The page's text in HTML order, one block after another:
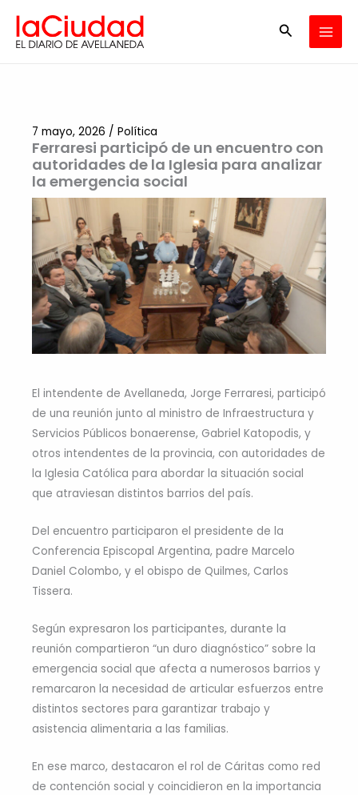
contenido
Buscar
Ferraresi participó de un encuentro con
autoridades de la Iglesia para analizar
la emergencia social
7 mayo, 2026 / Política
El intendente de Avellaneda, Jorge Ferraresi, participó
de una reunión junto al ministro de Infraestructura y
Servicios Públicos bonaerense, Gabriel Katopodis, y
otros intendentes de la provincia, con autoridades de
la Iglesia Católica para abordar la situación social
que atraviesan distintos barrios del país.
Del encuentro participaron el presidente de la
Conferencia Episcopal Argentina, padre Marcelo
Daniel Colombo, y el obispo de Quilmes, Carlos
Tissera.
Según expresaron los participantes, durante la
reunión compartieron “un duro diagnóstico” sobre la
emergencia social que afecta a numerosos barrios y
remarcaron la necesidad de articular esfuerzos entre
distintos sectores para garantizar trabajo y
asistencia alimentaria a las familias.
En ese marco, destacaron el rol de Cáritas como red
de contención social y coincidieron en la importancia